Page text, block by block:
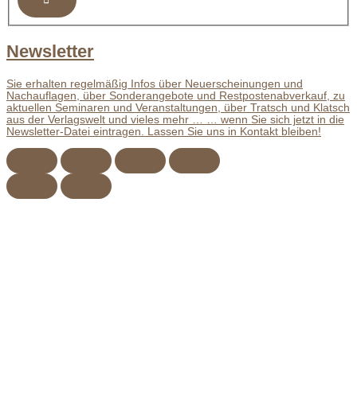
Newsletter
Sie erhalten regelmäßig Infos über Neuerscheinungen und
Nachauflagen, über Sonderangebote und Restpostenabverkauf, zu
aktuellen Seminaren und Veranstaltungen, über Tratsch und Klatsch
aus der Verlagswelt und vieles mehr … … wenn Sie sich jetzt in die
Newsletter-Datei eintragen. Lassen Sie uns in Kontakt bleiben!